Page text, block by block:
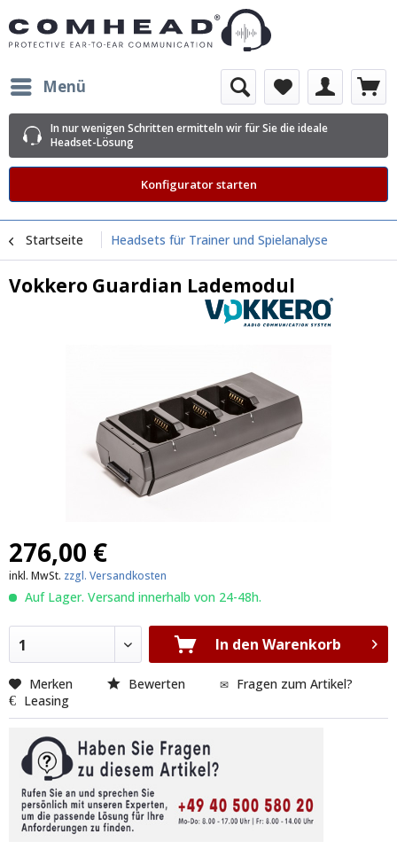
Menü
In nur wenigen Schritten ermitteln wir für Sie die ideale
Headset-Lösung
Konfigurator starten
Startseite Headsets für Trainer und Spielanalyse
Vokkero Guardian Lademodul
276,00 €
inkl. MwSt. zzgl. Versandkosten
Auf Lager. Versand innerhalb von 24-48h.
1 In den Warenkorb
Merken Bewerten
Fragen zum Artikel?
Leasing